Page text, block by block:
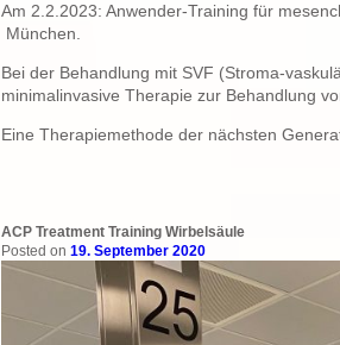
Am 2.2.2023: Anwender-Training für
München.
Bei der Behandlung mit SVF (Stroma-
minimalinvasive Therapie zur Behandlung
Eine Therapiemethode der nächsten
ACP Treatment Training Wirbelsäule
Posted on19. September 2020